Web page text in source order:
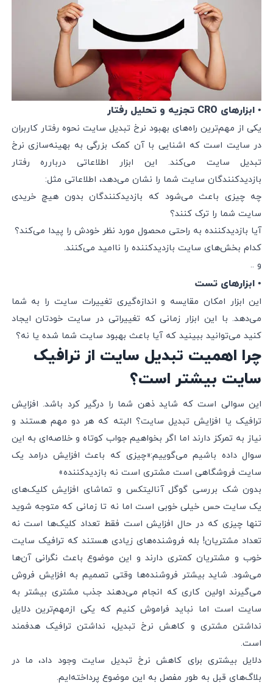
• ابزارهای CRO تجزیه و تحلیل رفتار
یکی از مهم‌ترین راه‌های بهبود نرخ تبدیل سایت نحوه رفتار کاربران
در سایت است که اشنایی با آن کمک بزرگی به بهینه‌سازی نرخ
تبدیل سایت می‌کند. این ابزار اطلاعاتی دربارره رفتار
بازدیدکنندگان سایت شما را نشان می‌دهد، اطلاعاتی مثل:
چه چیزی باعث می‌شود که بازدیدکنندگان بدون هیچ خریدی
سایت شما را ترک کنند؟
آیا بازدیدکننده به راحتی محصول مورد نظر خودش را پیدا می‌کند؟
کدام بخش‌های سایت بازدیدکننده را ناامید می‌کنند.
و ..
• ابزارهای تست
این ابزار امکان مقایسه و اندازه‌گیری تغییرات سایت را به شما
می‌دهد. با این ابزار زمانی که تغییراتی در سایت خودتان ایجاد
کنید می‌توانید ببینید که آیا باعث بهبود سایت شما شده یا نه؟
چرا اهمیت تبدیل سایت از ترافیک
سایت بیشتر است؟
این سوالی است که شاید ذهن شما را درگیر کرد باشد. افزایش
ترافیک یا افزایش تبدیل سایت؟ البته که هر دو مهم هستند و
نیاز به تمرکز دارند اما اگر بخواهیم جواب کوتاه و خلاصه‌ای به این
سوال داده باشیم می‌گوییم:«چیزی که باعث افزایش درامد یک
سایت فروشگاهی است مشتری است نه بازدیدکننده»
بدون شک بررسی گوگل آنالیتکس و تماشای افزایش کلیک‌های
یک سایت حس خیلی خوبی است اما نه تا زمانی که متوجه شوید
تنها چیزی که در حال افزایش است فقط تعداد کلیک‌ها است نه
تعداد مشتریان! بله فروشنده‌های زیادی هستند که ترافیک سایت
خوب و مشتریان کمتری دارند و این موضوع باعث نگرانی آن‌ها
می‌شود. شاید بیشتر فروشنده‌ها وقتی تصمیم به افزایش فروش
می‌گیرند اولین کاری که انجام می‌دهند جذب مشتری بیشتر به
سایت است اما نباید فراموش کنیم که یکی ازمهم‌ترین دلایل
نداشتن مشتری و کاهش نرخ تبدیل، نداشتن ترافیک هدفمند
است.
دلایل بیشتری برای کاهش نرخ تبدیل سایت وجود داد، ما در
بلاگ‌های قبل به طور مفصل به این موضوع پرداخته‌ایم.